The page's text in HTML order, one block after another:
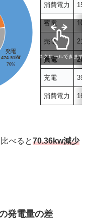
消費電力
蓄電
売電
買電
充電
消費電力
スクロールできます
べると70.36kw減少
発電量の差